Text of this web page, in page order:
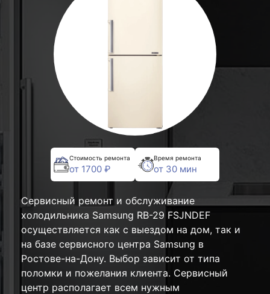
Стоимость ремонта
от 1700 ₽
Время ремонта
от 30 мин
Сервисный ремонт и обслуживание
холодильника Samsung RB-29 FSJNDEF
осуществляется как с выездом на дом, так и
на базе сервисного центра Samsung в
Ростове-на-Дону. Выбор зависит от типа
поломки и пожелания клиента. Сервисный
центр располагает всем нужным